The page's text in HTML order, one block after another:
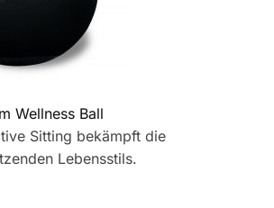
Wellness Ball
Sitting bekämpft die
Lebensstils.